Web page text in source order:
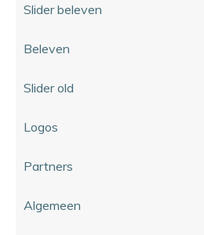
Slider beleven
Beleven
Slider old
Logos
Partners
Algemeen